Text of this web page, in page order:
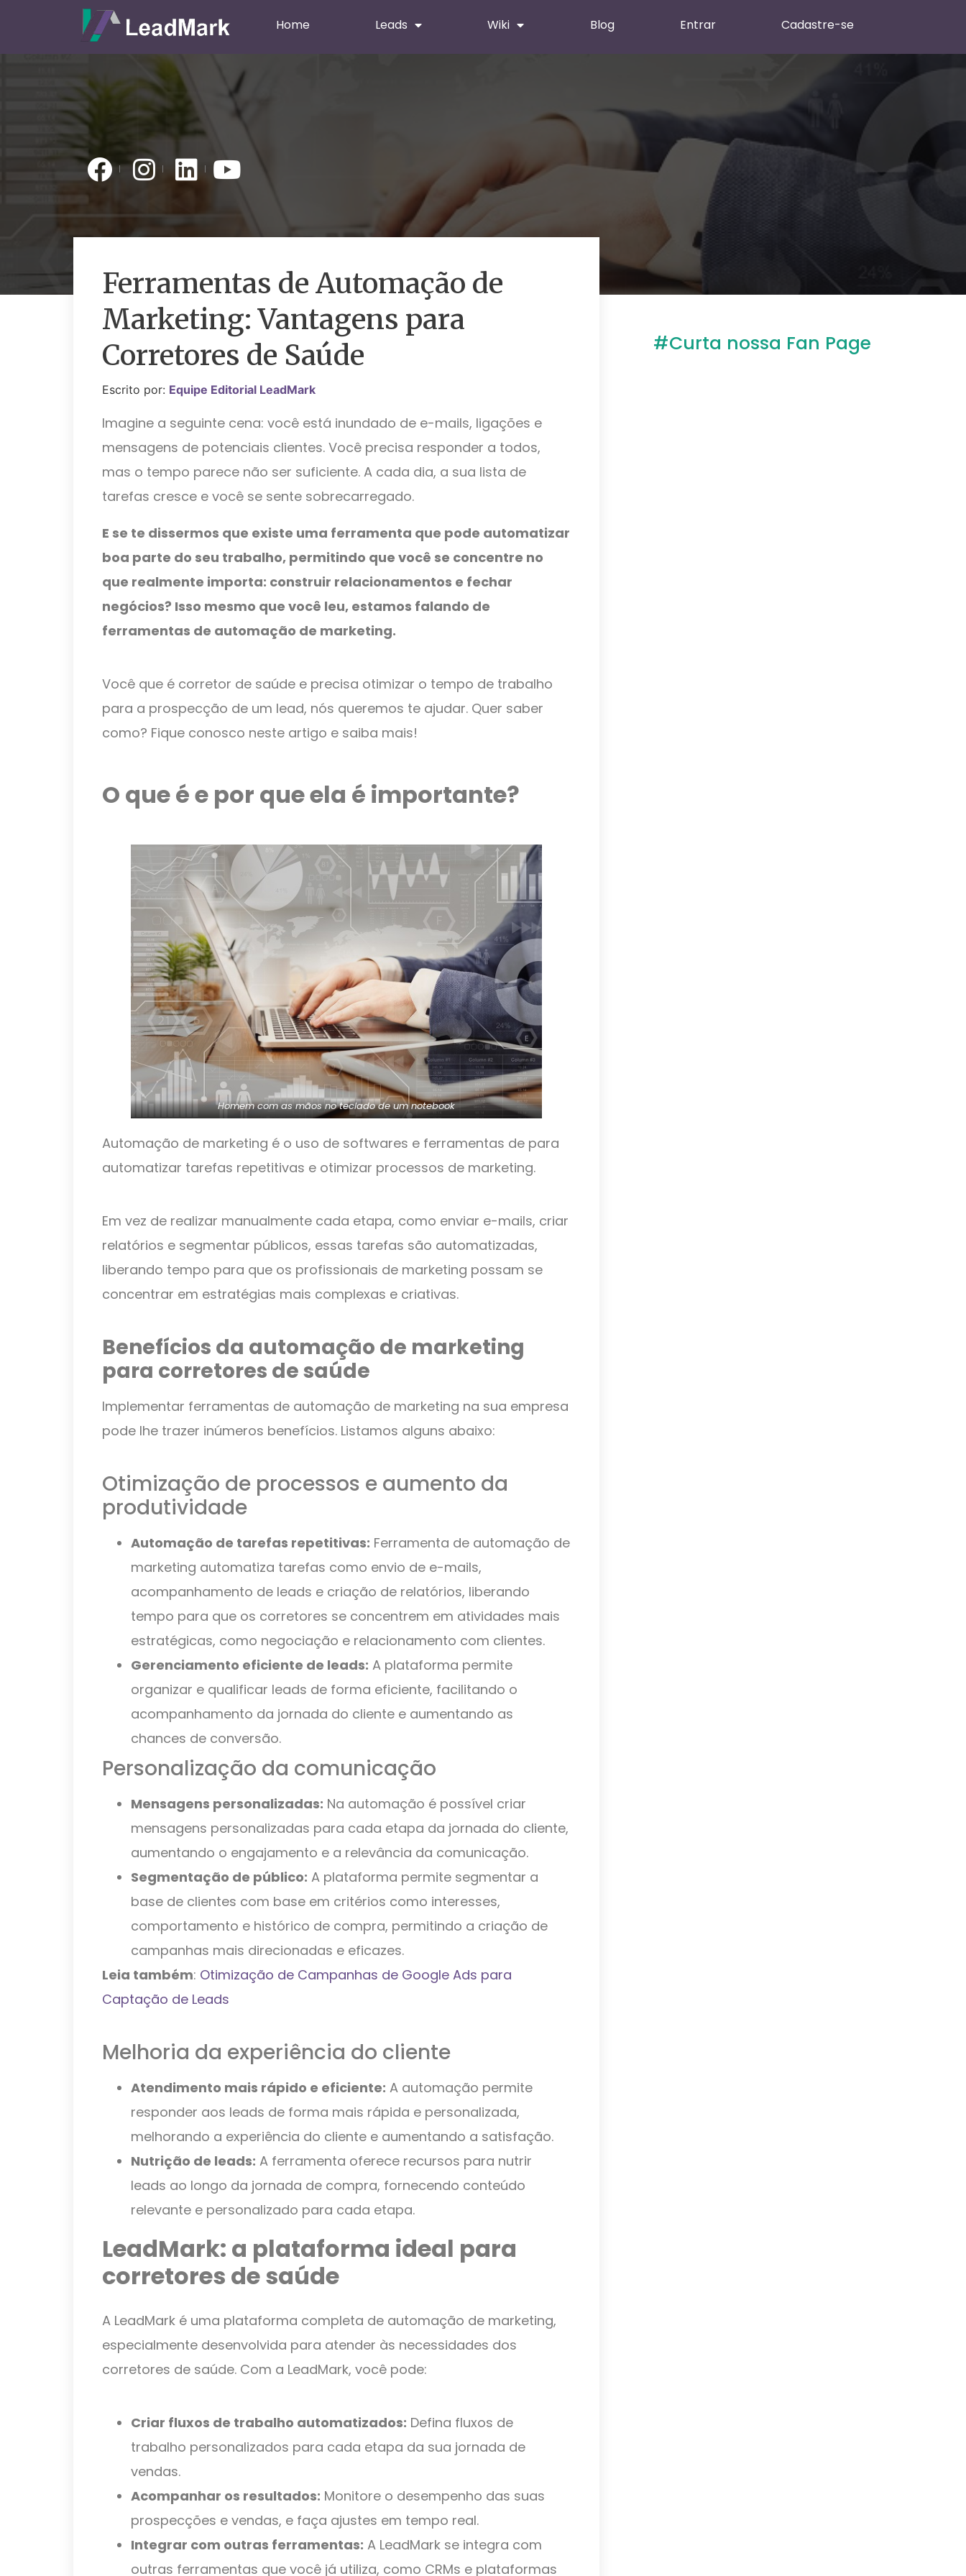
Home Leads Wiki Blog Entrar Cadastre-se
Ferramentas de Automação de
Marketing: Vantagens para
Corretores de Saúde
Escrito por: Equipe Editorial LeadMark
Imagine a seguinte cena: você está inundado de e-mails, ligações e
mensagens de potenciais clientes. Você precisa responder a todos,
mas o tempo parece não ser suficiente. A cada dia, a sua lista de
tarefas cresce e você se sente sobrecarregado.
E se te dissermos que existe uma ferramenta que pode automatizar
boa parte do seu trabalho, permitindo que você se concentre no
que realmente importa: construir relacionamentos e fechar
negócios? Isso mesmo que você leu, estamos falando de
ferramentas de automação de marketing.
Você que é corretor de saúde e precisa otimizar o tempo de trabalho
para a prospecção de um lead, nós queremos te ajudar. Quer saber
como? Fique conosco neste artigo e saiba mais!
O que é e por que ela é importante?
Homem com as mãos no teclado de um notebook
Automação de marketing é o uso de softwares e ferramentas de para
automatizar tarefas repetitivas e otimizar processos de marketing.
Em vez de realizar manualmente cada etapa, como enviar e-mails, criar
relatórios e segmentar públicos, essas tarefas são automatizadas,
liberando tempo para que os profissionais de marketing possam se
concentrar em estratégias mais complexas e criativas.
Benefícios da automação de marketing
para corretores de saúde
Implementar ferramentas de automação de marketing na sua empresa
pode lhe trazer inúmeros benefícios. Listamos alguns abaixo:
Otimização de processos e aumento da
produtividade
Automação de tarefas repetitivas: Ferramenta de automação de
marketing automatiza tarefas como envio de e-mails,
acompanhamento de leads e criação de relatórios, liberando
tempo para que os corretores se concentrem em atividades mais
estratégicas, como negociação e relacionamento com clientes.
Gerenciamento eficiente de leads: A plataforma permite
organizar e qualificar leads de forma eficiente, facilitando o
acompanhamento da jornada do cliente e aumentando as
chances de conversão.
Personalização da comunicação
Mensagens personalizadas: Na automação é possível criar
mensagens personalizadas para cada etapa da jornada do cliente,
aumentando o engajamento e a relevância da comunicação.
Segmentação de público: A plataforma permite segmentar a
base de clientes com base em critérios como interesses,
comportamento e histórico de compra, permitindo a criação de
campanhas mais direcionadas e eficazes.
Leia também: Otimização de Campanhas de Google Ads para
Captação de Leads
Melhoria da experiência do cliente
Atendimento mais rápido e eficiente: A automação permite
responder aos leads de forma mais rápida e personalizada,
melhorando a experiência do cliente e aumentando a satisfação.
Nutrição de leads: A ferramenta oferece recursos para nutrir
leads ao longo da jornada de compra, fornecendo conteúdo
relevante e personalizado para cada etapa.
LeadMark: a plataforma ideal para
corretores de saúde
A LeadMark é uma plataforma completa de automação de marketing,
especialmente desenvolvida para atender às necessidades dos
corretores de saúde. Com a LeadMark, você pode:
Criar fluxos de trabalho automatizados: Defina fluxos de
trabalho personalizados para cada etapa da sua jornada de
vendas.
Acompanhar os resultados: Monitore o desempenho das suas
prospecções e vendas, e faça ajustes em tempo real.
Integrar com outras ferramentas: A LeadMark se integra com
outras ferramentas que você já utiliza, como CRMs e plataformas
#Curta nossa Fan Page